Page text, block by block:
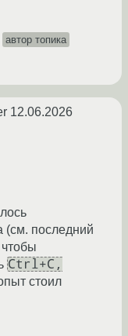
автор топика
12.06.2026
(см. последний
Ctrl+C,
стоил